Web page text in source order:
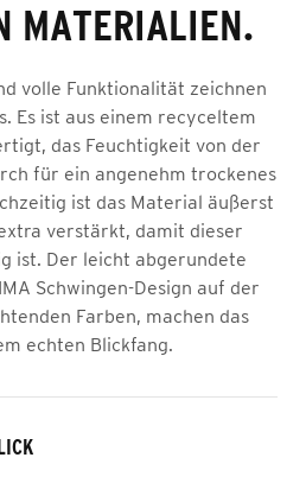
MATERIALIEN.
volle Funktionalität zeichnen
Es ist aus einem recyceltem
das Feuchtigkeit von der
für ein angenehm trockenes
ist das Material äußerst
verstärkt, damit dieser
ist. Der leicht abgerundete
Schwingen-Design auf der
Farben, machen das
echten Blickfang.